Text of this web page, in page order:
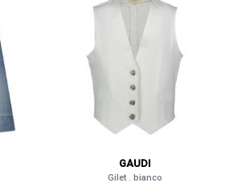
GAUDI
Gilet . bianco